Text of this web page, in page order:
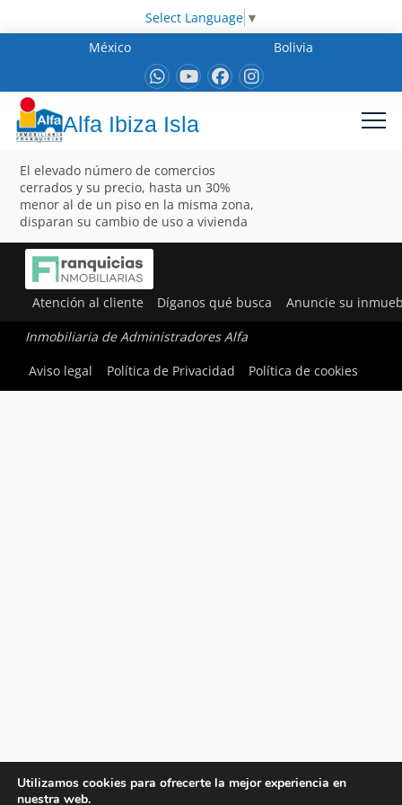
Select Language ▼
México
Bolivia
Alfa Ibiza Isla
El elevado número de comercios
cerrados y su precio, hasta un 30%
menor al de un piso en la misma zona,
disparan su cambio de uso a vivienda
Atención al cliente Díganos qué busca Anuncie su
Inmobiliaria de Administradores Alfa
Aviso legal
Política de Privacidad Política de cookies
Utilizamos cookies para ofrecerte la mejor experiencia en
nuestra web.